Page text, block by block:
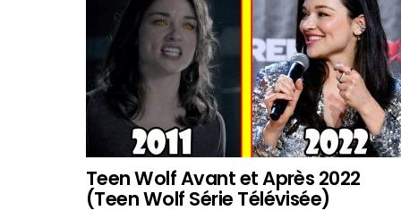
Teen Wolf Avant et Après 2022
(Teen Wolf Série Télévisée)